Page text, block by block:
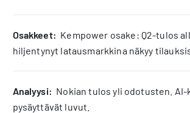
osakkeet: Kempower osake: Q2-tulos
hiljentynyt latausmarkkina näkyy
analyysi: Nokian tulos yli odotusten. AI-
pysäyttävät luvut.